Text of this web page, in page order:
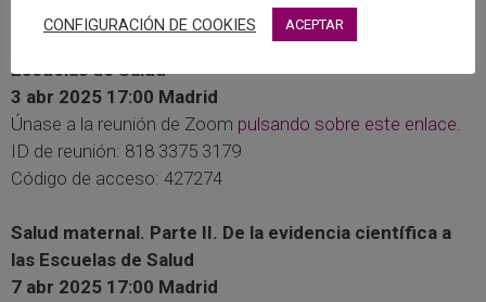
Salud maternal. Parte I. De la evidencia científica a las
Escuelas de Salud
3 abr 2025 17:00 Madrid
Únase a la reunión de Zoom pulsando sobre este enlace.
ID de reunión: 818 3375 3179
Código de acceso: 427274
Salud maternal. Parte II. De la evidencia científica a
las Escuelas de Salud
7 abr 2025 17:00 Madrid
CONFIGURACIÓN DE COOKIES ACEPTAR